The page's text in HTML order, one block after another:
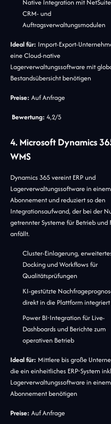
Native Integration mit NetSuite
CRM- und
Auftragsverwaltungsmodulen
Ideal für: Import-Export-
eine Cloud-native
Lagerverwaltungssoftware mit
Bestandsübersicht benötigen
Preise: Auf Anfrage
Bewertung: 4,2/5
4. Microsoft Dynamics
WMS
Dynamics 365 vereint ERP und
Lagerverwaltungssoftware in einem
Abonnement und reduziert so den
Integrationsaufwand, der bei der
getrennter Systeme für Betrieb und
anfällt.
Cluster-Einlagerung,
Docking und Workflows für
Qualitätsprüfungen
KI-gestützte
direkt in die Plattform integriert
Power BI-Integration für Live-
Dashboards und Berichte zum
operativen Betrieb
Ideal für: Mittlere bis große
die ein einheitliches ERP-System
Lagerverwaltungssoftware in einem
Abonnement benötigen
Preise: Auf Anfrage